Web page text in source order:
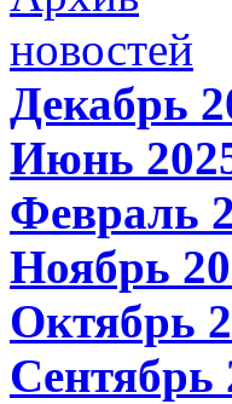
новостей
Декабрь
Июнь
Февраль
Ноябрь
Октябрь
Сентябрь